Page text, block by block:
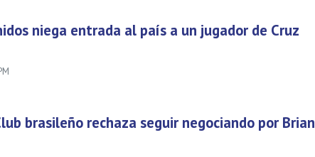
niega entrada al país a un jugador de Cruz
brasileño rechaza seguir negociando por Brian